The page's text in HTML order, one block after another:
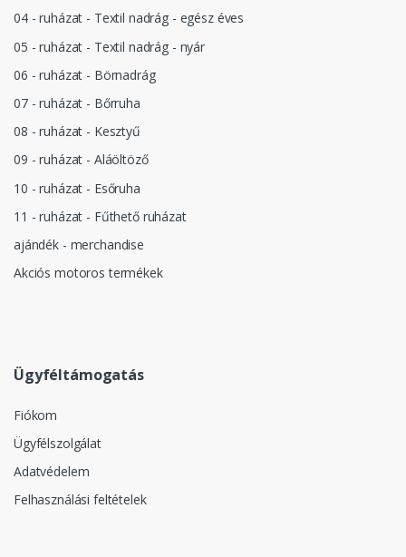
04 - ruházat - Textil nadrág - egész éves
05 - ruházat - Textil nadrág - nyár
06 - ruházat - Börnadrág
07 - ruházat - Bőrruha
08 - ruházat - Kesztyű
09 - ruházat - Aláöltöző
10 - ruházat - Esőruha
11 - ruházat - Fűthető ruházat
ajándék - merchandise
Akciós motoros termékek
Ügyféltámogatás
Fiókom
Ügyfélszolgálat
Adatvédelem
Felhasználási feltételek